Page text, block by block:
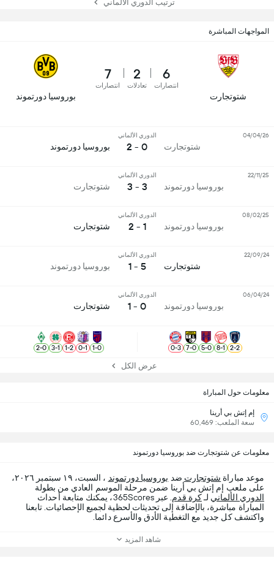
ترتيب الدوري الألماني
معلومات حول المباراة
إم إتش بي أرينا
سعة الملعب: 60,469
المواجهات المباشرة
شتوتجارت
6
انتصارات
2
تعادلات
7
انتصارات
بوروسيا دورتموند
شتوتجارت
الدوري الألماني
0 - 2 بوروسيا دورتموند
04/04/26
بوروسيا دورتموند
الدوري الألماني
3 - 3 شتوتجارت
22/11/25
بوروسيا دورتموند
الدوري الألماني
1 - 2 شتوتجارت
08/02/25
شتوتجارت
الدوري الألماني
5 - 1 بوروسيا دورتموند
22/09/24
بوروسيا دورتموند
الدوري الألماني
0 - 1 شتوتجارت
06/04/24
2
-
2
1
-
8
0
-
5
0
-
7
3
-
0
0
-
1
1
-
0
2
-
1
1
-
3
0
-
2
عرض الكل
معلومات عن شتوتجارت ضد بوروسيا دورتموند
موعد مباراة شتوتجارت ضد بوروسيا دورتموند
، السبت، ١٩ سبتمبر ٢٠٢٦،
على ملعب إم إتش بي أرينا ضمن مرحلة الموسم العادي من بطولة
الدوري الألماني لـكرة قدم
. عبر 365Scores، يمكنك متابعة أحداث
المباراة مباشرة، بالإضافة إلى تحديثات لحظية لجميع الإحصائيات. تابعنا
واكتشف كل جديد مع التغطية الأدق والأسرع دائما.
شاهد المزيد